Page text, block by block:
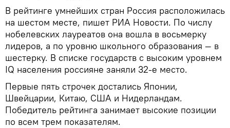
В рейтинге умнейших стран Россия расположилась
на шестом месте, пишет РИА Новости. По числу
нобелевских лауреатов она вошла в восьмерку
лидеров, а по уровню школьного образования — в
шестерку. В списке государств с высоким уровнем
IQ населения россияне заняли 32-е место.
Первые пять строчек достались Японии,
Швейцарии, Китаю, США и Нидерландам.
Победитель рейтинга занимает высокие позиции
по всем трем показателям.